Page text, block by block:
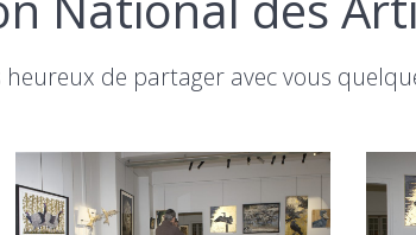
heureux de partager avec vous